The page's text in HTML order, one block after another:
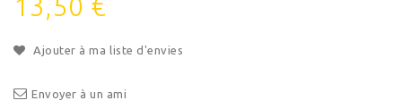
13,50 €
Ajouter à ma liste d'envies
Envoyer à un ami